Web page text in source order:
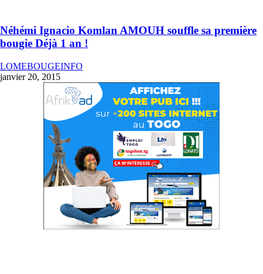
Néhémi Ignacio Komlan AMOUH souffle sa première
bougie Déjà 1 an !
LOMEBOUGEINFO
janvier 20, 2015